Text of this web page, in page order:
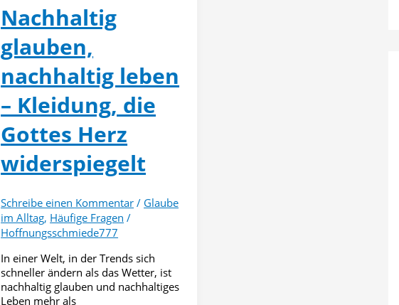
Nachhaltig
glauben,
nachhaltig leben
– Kleidung, die
Gottes Herz
widerspiegelt
Schreibe einen Kommentar / Glaube
im Alltag, Häufige Fragen /
Hoffnungsschmiede777
In einer Welt, in der Trends sich
schneller ändern als das Wetter, ist
nachhaltig glauben und nachhaltiges
Leben mehr als